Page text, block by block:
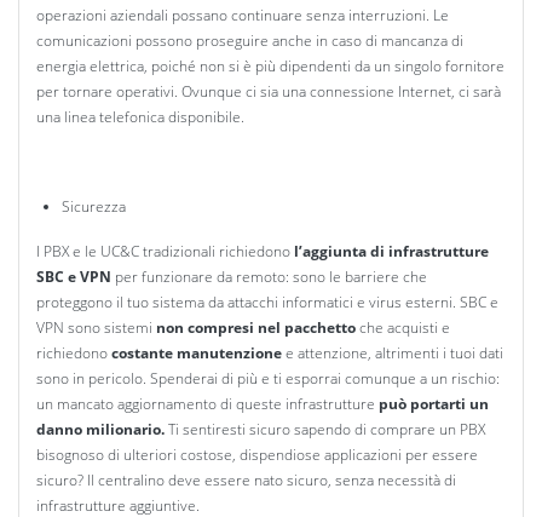
operazioni aziendali possano continuare senza interruzioni. Le
comunicazioni possono proseguire anche in caso di mancanza di
energia elettrica, poiché non si è più dipendenti da un singolo fornitore
per tornare operativi. Ovunque ci sia una connessione Internet, ci sarà
una linea telefonica disponibile.
Sicurezza
I PBX e le UC&C tradizionali richiedono l’aggiunta di infrastrutture
SBC e VPN per funzionare da remoto: sono le barriere che
proteggono il tuo sistema da attacchi informatici e virus esterni. SBC e
VPN sono sistemi non compresi nel pacchettoche acquisti e
richiedonocostante manutenzionee attenzione, altrimenti i tuoi dati
sono in pericolo. Spenderai di più e ti esporrai comunque a un rischio:
un mancato aggiornamento di queste infrastrutture può portarti un
danno milionario.Ti sentiresti sicuro sapendo di comprare un PBX
bisognoso di ulteriori costose, dispendiose applicazioni per essere
sicuro? Il centralino deve essere nato sicuro, senza necessità di
infrastrutture aggiuntive.